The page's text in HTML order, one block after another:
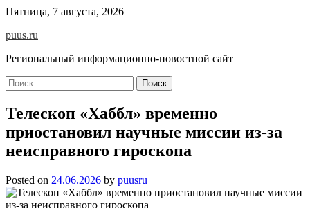
Skip
content
Пятница, 7 августа, 2026
puus.ru
Региональный информационно-новостной сайт
Найти:
Телескоп «Хаббл» временно
приостановил научные миссии из-за
неисправного гироскопа
Posted on 24.06.2026 by puusru